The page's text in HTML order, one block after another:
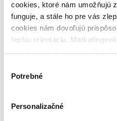
cookies, ktoré nám umožňujú
funguje, a stále ho pre vás
cookies nám dovoľujú
lepšiu orientáciu.
keby sme mohli používať
súhlasu
Potrebné
Personalizačné